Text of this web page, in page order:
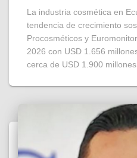
La industria cosmética en
tendencia de crecimiento
Procosméticos y
2026 con USD 1.656
cerca de USD 1.900 millones